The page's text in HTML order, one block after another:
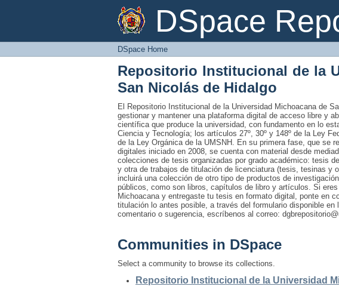
DSpace
DSpace Home
DSpace Home
Repositorio Institucional de la
San Nicolás de Hidalgo
El Repositorio Institucional de la Universidad Michoacana de
gestionar y mantener una plataforma digital de acceso libre y
científica que produce la universidad, con fundamento en lo
Ciencia y Tecnología; los artículos 27º, 30º y 148º de la Ley
de la Ley Orgánica de la UMSNH. En su primera fase, que se
digitales iniciado en 2008, se cuenta con material desde
colecciones de tesis organizadas por grado académico: tesis
y otra de trabajos de titulación de licenciatura (tesis, tesinas y
incluirá una colección de otro tipo de productos de
públicos, como son libros, capítulos de libro y artículos. Si
Michoacana y entregaste tu tesis en formato digital, ponte en
titulación lo antes posible, a través del formulario disponible en
comentario o sugerencia, escríbenos al correo:
Communities in DSpace
Select a community to browse its collections.
Repositorio Institucional de la Universidad